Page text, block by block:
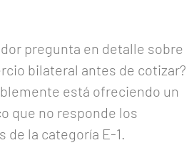
pregunta en detalle sobre
bilateral antes de cotizar?
está ofreciendo un
que no responde los
la categoría E-1.